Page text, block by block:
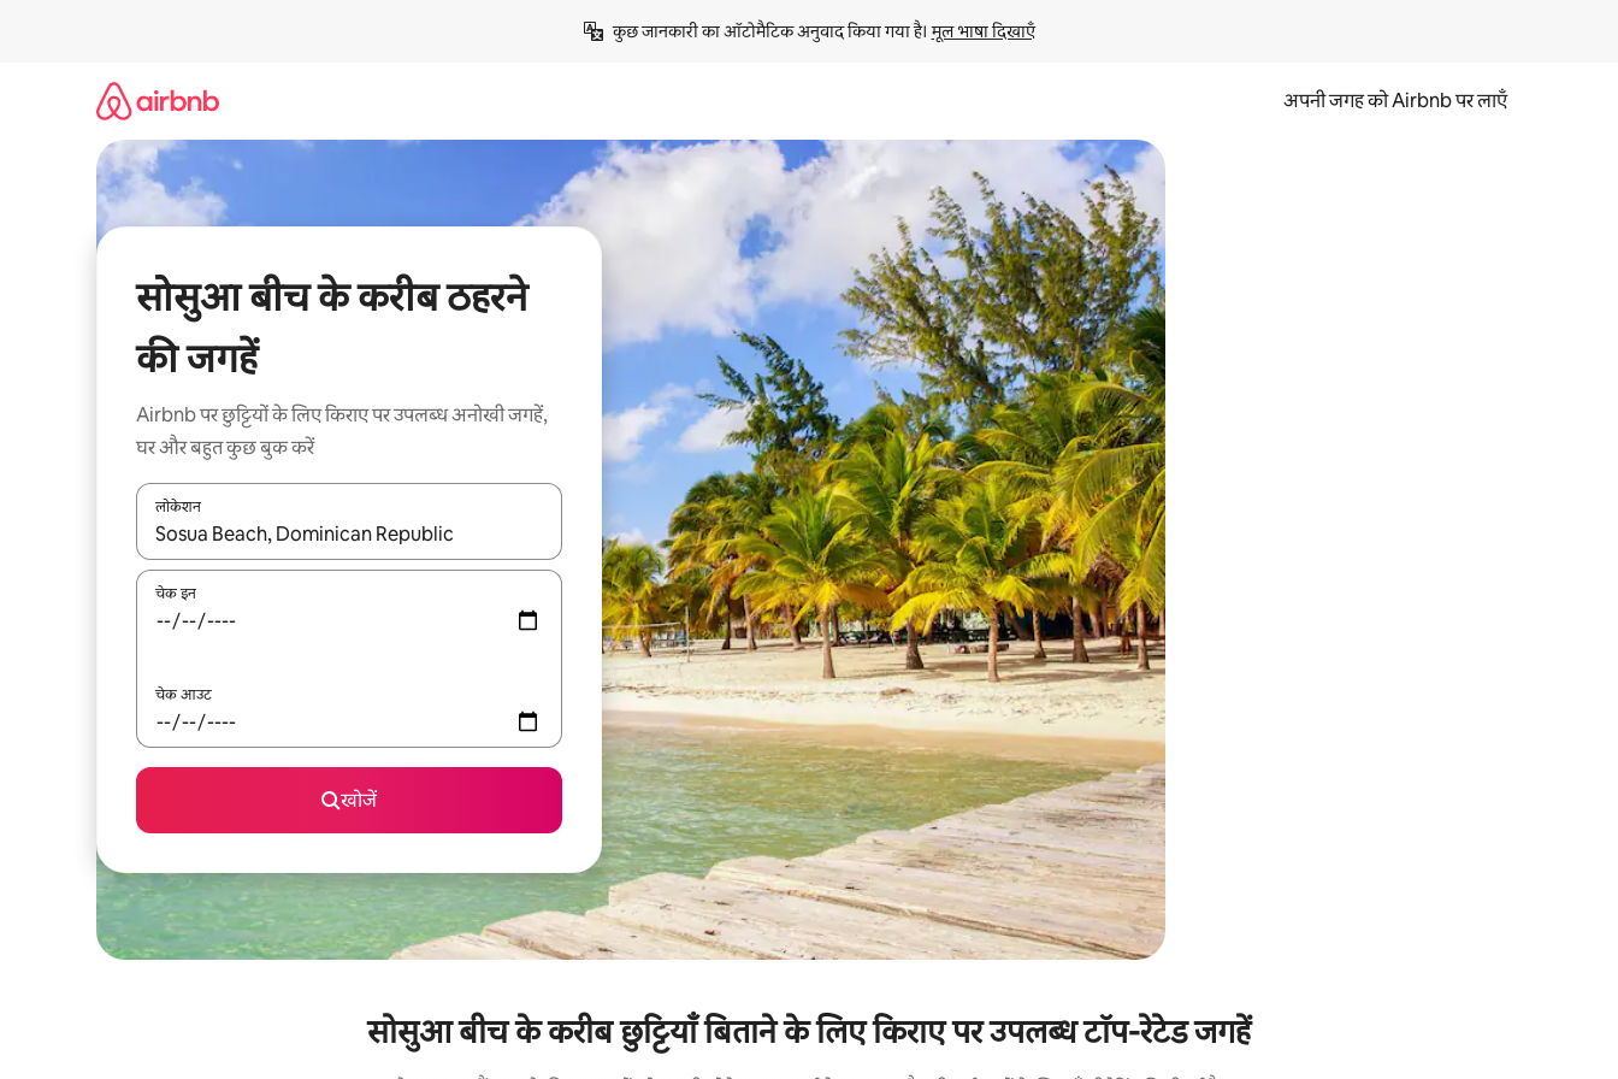
कुछ जानकारी का ऑटोमैटिक अनुवाद किया गया है। मूल भाषा दिखाएँ
अपनी जगह को Airbnb पर लाएँ
सोसुआ बीच के करीब ठहरने
की जगहें
Airbnb पर छुट्टियों के लिए किराए पर उपलब्ध अनोखी जगहें,
घर और बहुत कुछ बुक करें
लोकेशन
नतीजों के उपलब्ध होने पर, अप और डाउन 'ऐरो की' का इस्तेमाल करके नेविगेट करें या टच या फिर स्वाइप जेस्चर का इस्तेमाल करके एक्सप्लोर करें।
चेक इन
चेक आउट
खोजें
सोसुआ बीच के करीब छुट्टियाँ बिताने के लिए किराए पर उपलब्ध टॉप-रेटेड जगहें